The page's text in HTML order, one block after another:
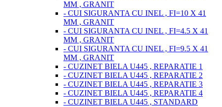
MM , GRANIT
- CUI SIGURANTA CU INEL , FI=10 X 41
MM , GRANIT
- CUI SIGURANTA CU INEL , FI=4.5 X 41
MM , GRANIT
- CUI SIGURANTA CU INEL , FI=9.5 X 41
MM , GRANIT
- CUZINET BIELA U445 , REPARATIE 1
- CUZINET BIELA U445 , REPARATIE 2
- CUZINET BIELA U445 , REPARATIE 3
- CUZINET BIELA U445 , REPARATIE 4
- CUZINET BIELA U445 , STANDARD